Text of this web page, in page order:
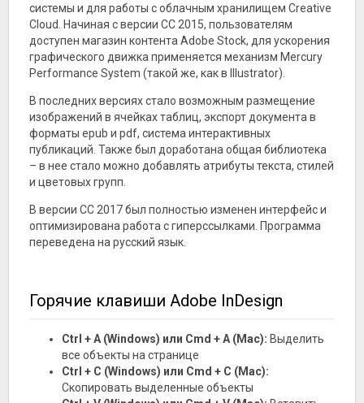
системы и для работы с облачным хранилищем Creative
Cloud. Начиная с версии CC 2015, пользователям
доступен магазин контента Adobe Stock, для ускорения
графического движка применяется механизм Mercury
Performance System (такой же, как в Illustrator).
В последних версиях стало возможным размещение
изображений в ячейках таблиц, экспорт документа в
форматы epub и pdf, система интерактивных
публикаций. Также был доработана общая библиотека
– в нее стало можно добавлять атрибуты текста, стилей
и цветовых групп.
В версии CC 2017 был полностью изменен интерфейс и
оптимизирована работа с гиперссылками. Программа
переведена на русский язык.
Горячие клавиши Adobe InDesign
Ctrl + A (Windows) или Cmd + A (Mac): Выделить
все объекты на странице
Ctrl + C (Windows) или Cmd + C (Mac):
Скопировать выделенные объекты